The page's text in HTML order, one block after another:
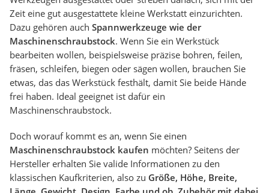
Zeit eine gut ausgestattete kleine Werkstatt einzurichten.
Dazu gehören auch Spannwerkzeuge wie der
Maschinenschraubstock. Wenn Sie ein Werkstück
bearbeiten wollen, beispielsweise präzise bohren, feilen,
fräsen, schleifen, biegen oder sägen wollen, brauchen Sie
etwas, das das Werkstück festhält, damit Sie beide Hände
frei haben. Ideal geeignet ist dafür ein
Maschinenschraubstock.
Doch worauf kommt es an, wenn Sie einen
Maschinenschraubstock kaufen möchten? Seitens der
Hersteller erhalten Sie valide Informationen zu den
klassischen Kaufkriterien, also zu Größe, Höhe, Breite,